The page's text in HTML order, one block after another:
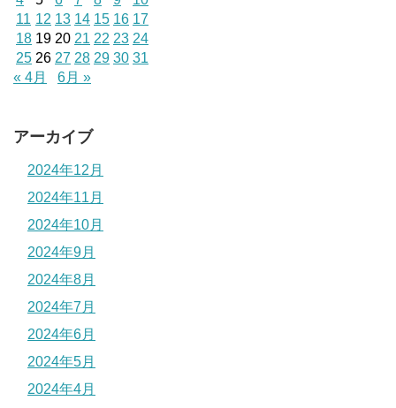
11 12 13 14 15 16 17
18 19 20 21 22 23 24
25 26 27 28 29 30 31
« 4月
6月 »
アーカイブ
2024年12月
2024年11月
2024年10月
2024年9月
2024年8月
2024年7月
2024年6月
2024年5月
2024年4月